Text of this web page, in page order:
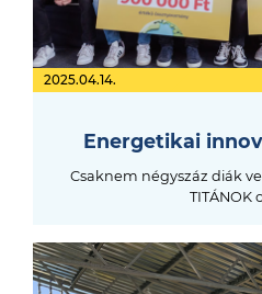
2025.04.14.
Energetikai
Csaknem négyszáz diák
TITÁNOK